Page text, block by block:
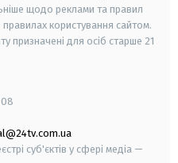
щодо реклами та правил
користування сайтом.
призначені для осіб старше 21
суб'єктів у сфері медіа —